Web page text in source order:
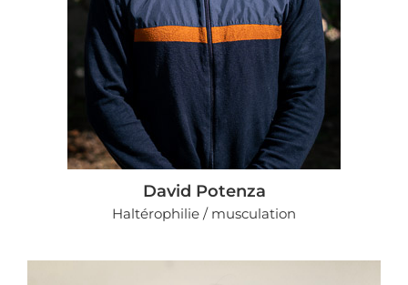
David Potenza
Haltérophilie / musculation